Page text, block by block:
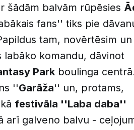
šādām balvām rūpēsies
fans'' tiks pie
tam, novērtēsim un
komandu, dāvinot
Park boulinga
''Garāža'' un, protams,
festivāla ''Laba daba''
arī galveno balvu -